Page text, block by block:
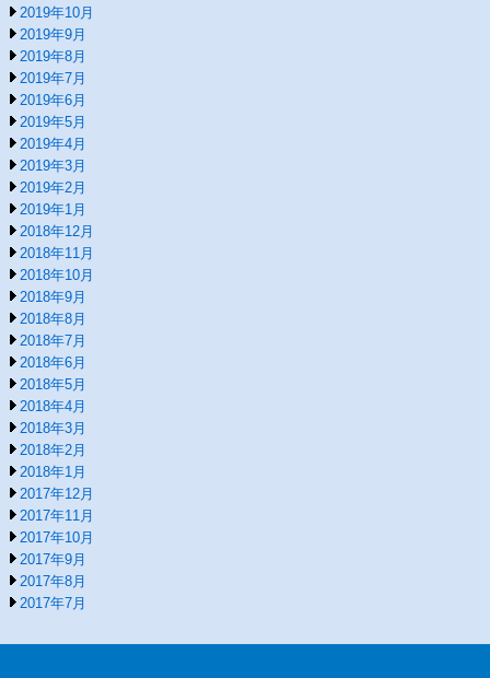
2019年10月
2019年9月
2019年8月
2019年7月
2019年6月
2019年5月
2019年4月
2019年3月
2019年2月
2019年1月
2018年12月
2018年11月
2018年10月
2018年9月
2018年8月
2018年7月
2018年6月
2018年5月
2018年4月
2018年3月
2018年2月
2018年1月
2017年12月
2017年11月
2017年10月
2017年9月
2017年8月
2017年7月